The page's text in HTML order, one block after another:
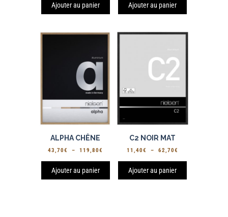
37,10€
65,50€
Ajouter au panier
28,80€
94,50€
Ajouter au panier
ALPHA CHÊNE
43,70€ – 119,80€
43,70€
Ajouter au panier
C2 NOIR MAT
11,40€ – 62,70€
11,40€
Ajouter au panier